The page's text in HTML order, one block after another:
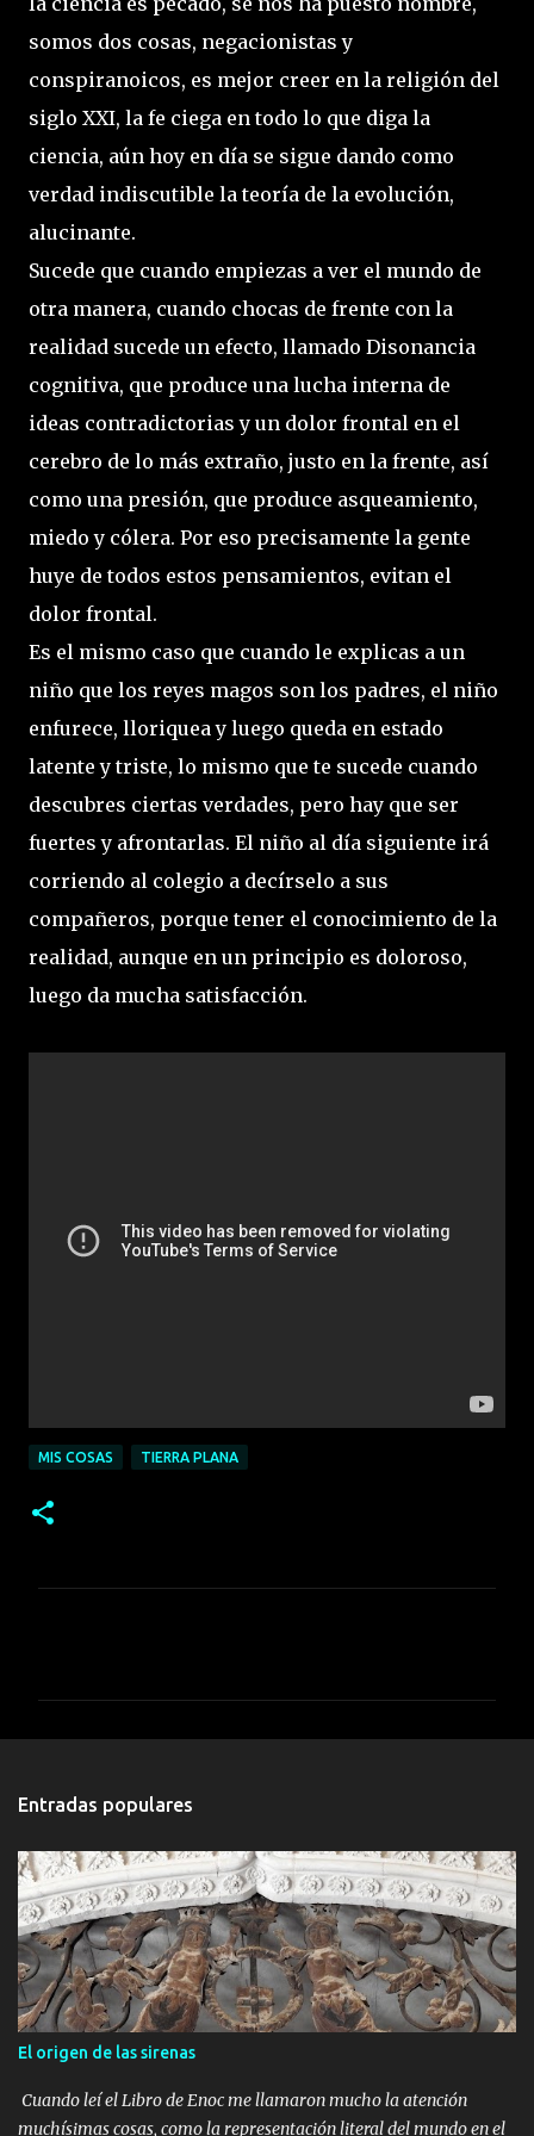
somos dos cosas, negacionistas y
conspiranoicos, es mejor creer en la religión del
siglo XXI, la fe ciega en todo lo que diga la
ciencia, aún hoy en día se sigue dando como
verdad indiscutible la teoría de la evolución,
alucinante.
Sucede que cuando empiezas a ver el mundo de
otra manera, cuando chocas de frente con la
realidad sucede un efecto, llamado Disonancia
cognitiva, que produce una lucha interna de
ideas contradictorias y un dolor frontal en el
cerebro de lo más extraño, justo en la frente, así
como una presión, que produce asqueamiento,
miedo y cólera. Por eso precisamente la gente
huye de todos estos pensamientos, evitan el
dolor frontal.
Es el mismo caso que cuando le explicas a un
niño que los reyes magos son los padres, el niño
enfurece, lloriquea y luego queda en estado
latente y triste, lo mismo que te sucede cuando
descubres ciertas verdades, pero hay que ser
fuertes y afrontarlas. El niño al día siguiente irá
corriendo al colegio a decírselo a sus
compañeros, porque tener el conocimiento de la
realidad, aunque en un principio es doloroso,
luego da mucha satisfacción.
MIS COSAS TIERRA PLANA
t
r
i
o
s
Entradas populares
El origen de las sirenas
Cuando leí el Libro de Enoc me llamaron mucho la atención
muchísimas cosas, como la representación literal del mundo en el